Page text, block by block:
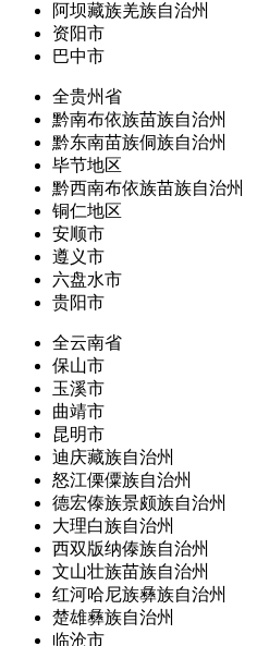
阿坝藏族羌族自治州
资阳市
巴中市
全贵州省
黔南布依族苗族自治州
黔东南苗族侗族自治州
毕节地区
黔西南布依族苗族自治州
铜仁地区
安顺市
遵义市
六盘水市
贵阳市
全云南省
保山市
玉溪市
曲靖市
昆明市
迪庆藏族自治州
怒江傈僳族自治州
德宏傣族景颇族自治州
大理白族自治州
西双版纳傣族自治州
文山壮族苗族自治州
红河哈尼族彝族自治州
楚雄彝族自治州
临沧市